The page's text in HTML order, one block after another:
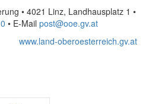
• 4021 Linz, Landhausplatz 1 •
• E-Mail post@ooe.gv.at
www.land-oberoesterreich.gv.at